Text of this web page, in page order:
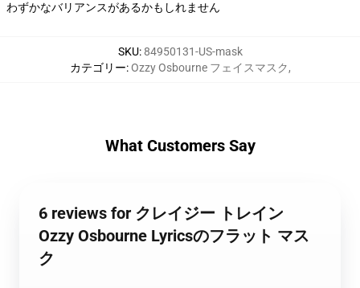
わずかなバリアンスがあるかもしれません
SKU:84950131-US-mask
カテゴリー:Ozzy Osbourne フェイスマスク,
What Customers Say
6 reviews for クレイジー トレイン
Ozzy Osbourne Lyricsのフラット マス
ク